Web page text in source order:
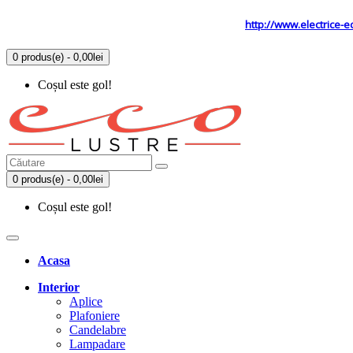
http://www.electrice-
0 produs(e) - 0,00lei
Coșul este gol!
0 produs(e) - 0,00lei
Coșul este gol!
Acasa
Interior
Aplice
Plafoniere
Candelabre
Lampadare